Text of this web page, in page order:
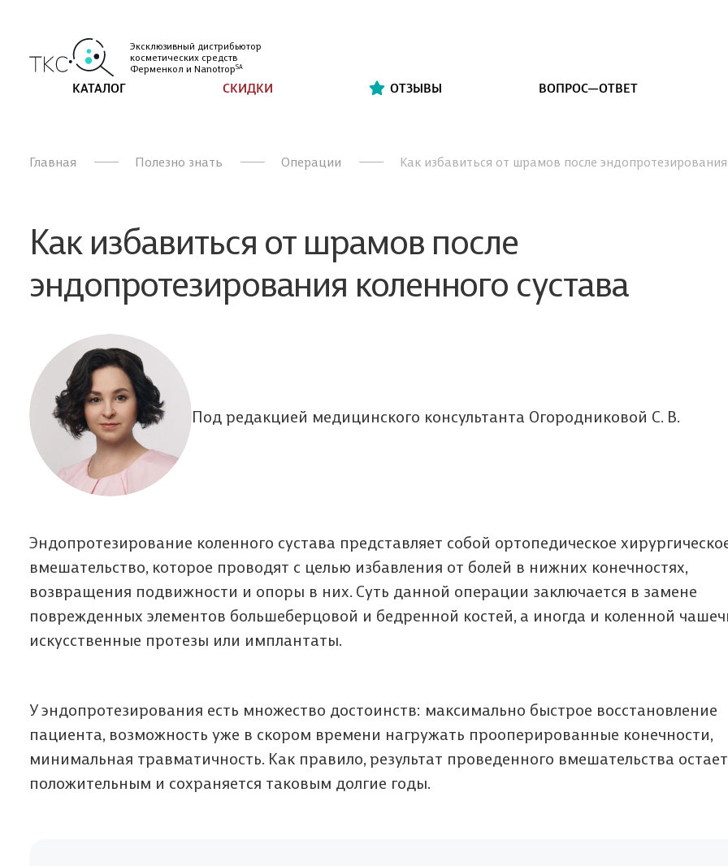
Эксклюзивный дистрибьютор
косметических средств
Ферменкол и NanotropSA
КАТАЛОГ СКИДКИ ОТЗЫВЫ ВОПРОС—ОТВЕТ
Главная Полезно знать Операции Как избавиться от шрамов после
Как избавиться от шрамов после
эндопротезирования коленного сустава
Под редакцией медицинского консультанта Огородниковой С. В.
Эндопротезирование коленного сустава представляет собой ортопедическое
вмешательство, которое проводят с целью избавления от болей в нижних конечностях,
возвращения подвижности и опоры в них. Суть данной операции заключается в замене
поврежденных элементов большеберцовой и бедренной костей, а иногда и коленной
искусственные протезы или имплантаты.
У эндопротезирования есть множество достоинств: максимально быстрое восстановление
пациента, возможность уже в скором времени нагружать прооперированные конечности,
минимальная травматичность. Как правило, результат проведенного вмешательства
положительным и сохраняется таковым долгие годы.